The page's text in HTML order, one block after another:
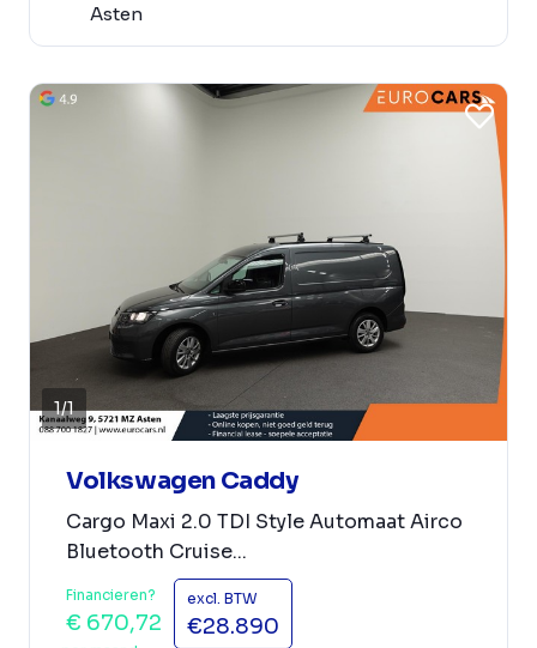
Asten
1/1
Volkswagen Caddy
Cargo Maxi 2.0 TDI Style Automaat Airco
Bluetooth Cruise...
Financieren?
€ 670,72
excl. BTW
€28.890